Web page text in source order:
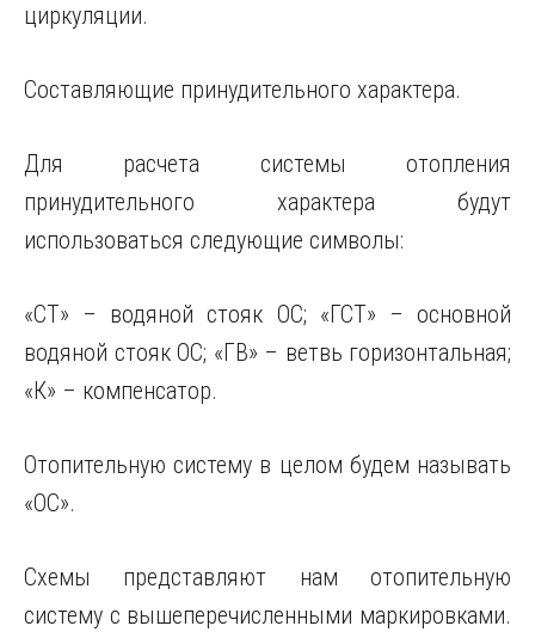
циркуляции.
Составляющие принудительного характера.
Для расчета системы отопления
принудительного характера будут
использоваться следующие символы:
«СТ» – водяной стояк ОС; «ГСТ» – основной
водяной стояк ОС; «ГВ» – ветвь горизонтальная;
«К» – компенсатор.
Отопительную систему в целом будем называть
«ОС».
Схемы представляют нам отопительную
систему с вышеперечисленными маркировками.